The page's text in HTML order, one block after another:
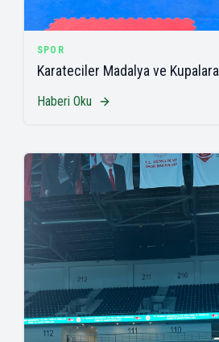
SPOR
Karateciler Madalya ve
Haberi Oku